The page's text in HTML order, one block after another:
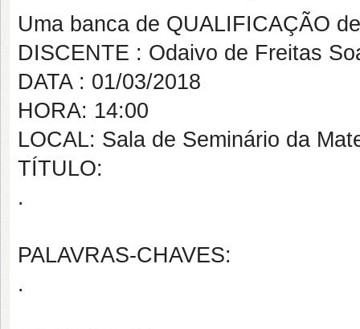
Uma banca de QUALIFICAÇÃO
DISCENTE : Odaivo de Freitas
DATA : 01/03/2018
HORA: 14:00
LOCAL: Sala de Seminário da
TÍTULO:
.
PALAVRAS-CHAVES:
.